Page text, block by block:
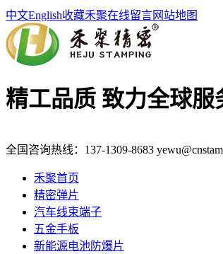
中文English收藏禾聚在线留言网站地图
精工品质 致力全球服
全国咨询热线： 137-1309-8683
禾聚首页
精密弹片
汽车线束端子
五金手板
新能源电池防爆片